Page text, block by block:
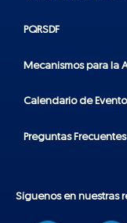
PQRSDF
Mecanismos para la
Calendario de
Preguntas Frecuentes
Síguenos en nuestras